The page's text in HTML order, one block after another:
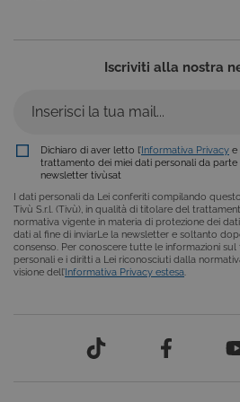
Iscriviti alla nostra
Dichiaro di aver letto l’Informativa Privacy e
trattamento dei miei dati personali da parte
newsletter tivùsat
I dati personali da Lei conferiti compilando
Tivù S.r.l. (Tivù), in qualità di titolare del
normativa vigente in materia di protezione dei
dati al fine di inviarLe la newsletter e soltanto
consenso. Per conoscere tutte le informazioni
personali e i diritti a Lei riconosciuti dalla
visione dell’Informativa Privacy estesa
CookieScriptConsent
.tivu.tv